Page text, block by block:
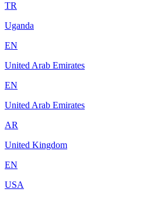
TR
Uganda
EN
United Arab Emirates
EN
United Arab Emirates
AR
United Kingdom
EN
USA